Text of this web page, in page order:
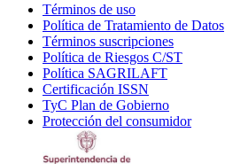
Términos de uso
in
new
window
Política de Tratamiento de Datos
Términos suscripciones
in
Política de Riesgos C/ST
Política SAGRILAFT
new
window
Certificación ISSN
in
new
TyC Plan de Gobierno
in
Protección del consumidorOpens